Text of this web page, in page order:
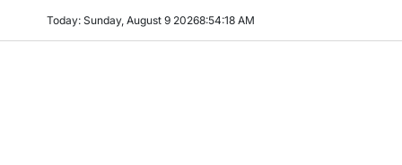
Today: Sunday, August 9 20268:54:19 AM